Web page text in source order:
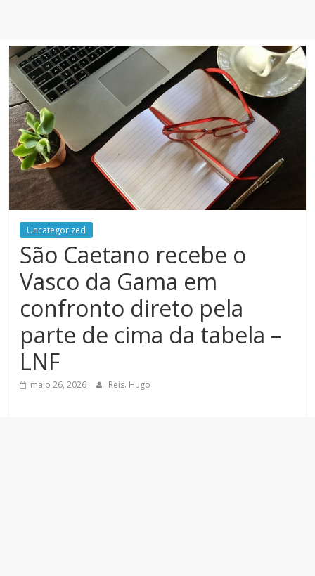
Uncategorized
São Caetano recebe o
Vasco da Gama em
confronto direto pela
parte de cima da tabela –
LNF
maio 26, 2026 Reis. Hugo